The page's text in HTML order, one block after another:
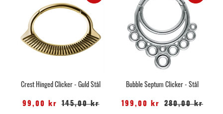
Crest Hinged Clicker - Guld Stål
99,00 kr 145,00 kr
Bubble Septum Clicker - Stål
199,00 kr 280,00 kr